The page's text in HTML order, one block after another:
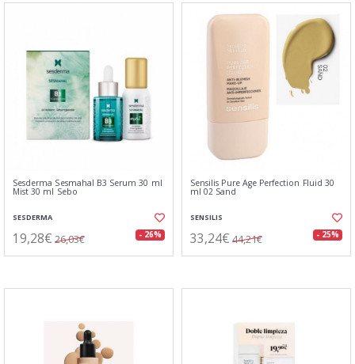
Sesderma Sesmahal B3 Serum 30 ml
Mist 30 ml Sebo
SESDERMA
19,28€ 26,03€ - 26%
Sensilis Pure Age Perfection Fluid 30
ml 02 Sand
SENSILIS
33,24€ 44,21€ - 25%